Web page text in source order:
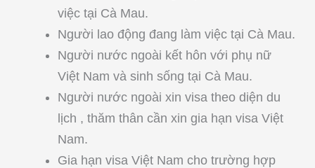
việc tại Cà Mau.
Người lao động đang làm việc tại Cà Mau.
Người nước ngoài kết hôn với phụ nữ
Việt Nam và sinh sống tại Cà Mau.
Người nước ngoài xin visa theo diện du
lịch , thăm thân cần xin gia hạn visa Việt
Nam.
Gia hạn visa Việt Nam cho trường hợp